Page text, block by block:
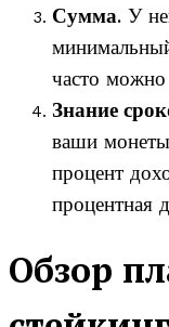
Сумма. У
часто
Знание
ваши
процент
процентная
Обзор